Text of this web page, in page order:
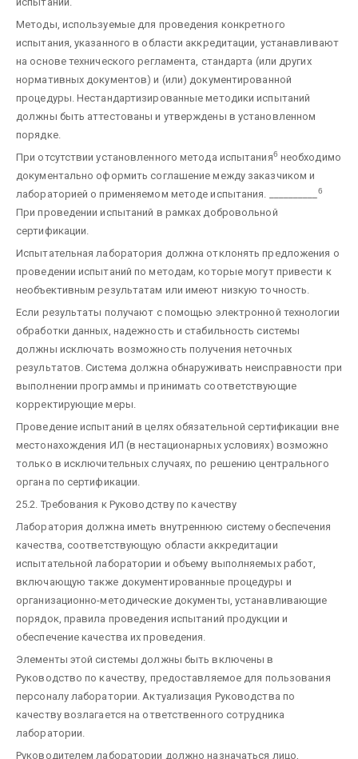
Методы, используемые для проведения конкретного
испытания, указанного в области аккредитации, устанавливают
на основе технического регламента, стандарта (или других
нормативных документов) и (или) документированной
процедуры. Нестандартизированные методики испытаний
должны быть аттестованы и утверждены в установленном
порядке.
При отсутствии установленного метода испытания6 необходимо
документально оформить соглашение между заказчиком и
лабораторией о применяемом методе испытания.
6
При проведении испытаний в рамках добровольной
сертификации.
Испытательная лаборатория должна отклонять предложения о
проведении испытаний по методам, которые могут привести к
необъективным результатам или имеют низкую точность.
Если результаты получают с помощью электронной технологии
обработки данных, надежность и стабильность системы
должны исключать возможность получения неточных
результатов. Система должна обнаруживать неисправности при
выполнении программы и принимать соответствующие
корректирующие меры.
Проведение испытаний в целях обязательной сертификации вне
местонахождения ИЛ (в нестационарных условиях) возможно
только в исключительных случаях, по решению центрального
органа по сертификации.
25.2. Требования к Руководству по качеству
Лаборатория должна иметь внутреннюю систему обеспечения
качества, соответствующую области аккредитации
испытательной лаборатории и объему выполняемых работ,
включающую также документированные процедуры и
организационно-методические документы, устанавливающие
порядок, правила проведения испытаний продукции и
обеспечение качества их проведения.
Элементы этой системы должны быть включены в
Руководство по качеству, предоставляемое для пользования
персоналу лаборатории. Актуализация Руководства по
качеству возлагается на ответственного сотрудника
лаборатории.
Руководителем лаборатории должно назначаться лицо,